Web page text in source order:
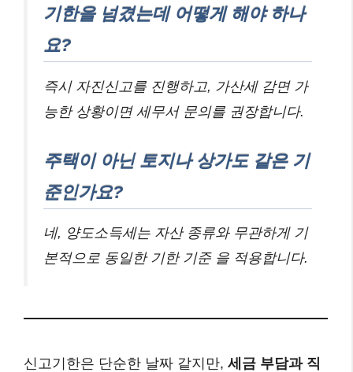
기한을 넘겼는데 어떻게 해야 하나
요?
즉시 자진신고를 진행하고, 가산세 감면 가
능한 상황이면 세무서 문의를 권장합니다.
주택이 아닌 토지나 상가도 같은 기
준인가요?
네, 양도소득세는 자산 종류와 무관하게 기
본적으로 동일한 기한 기준 을 적용합니다.
신고기한은 단순한 날짜 같지만, 세금 부담과 직